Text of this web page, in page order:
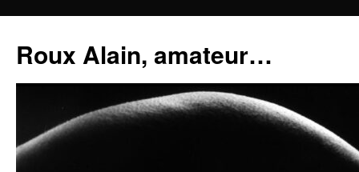
contenu
Roux Alain, amateur…